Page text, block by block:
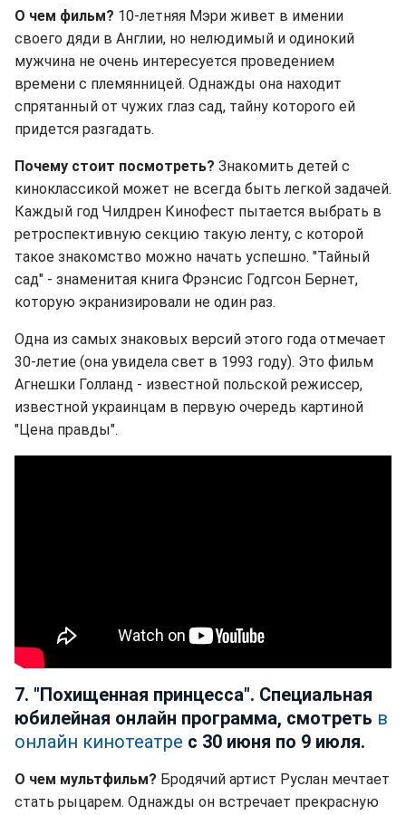
О чем фильм? 10-летняя Мэри живет в имении
своего дяди в Англии, но нелюдимый и одинокий
мужчина не очень интересуется проведением
времени с племянницей. Однажды она находит
спрятанный от чужих глаз сад, тайну которого ей
придется разгадать.
Почему стоит посмотреть? Знакомить детей с
киноклассикой может не всегда быть легкой задачей.
Каждый год Чилдрен Кинофест пытается выбрать в
ретроспективную секцию такую ленту, с которой
такое знакомство можно начать успешно. "Тайный
сад" - знаменитая книга Фрэнсис Годгсон Бернет,
которую экранизировали не один раз.
Одна из самых знаковых версий этого года отмечает
30-летие (она увидела свет в 1993 году). Это фильм
Агнешки Голланд - известной польской режиссер,
известной украинцам в первую очередь картиной
"Цена правды".
7. "Похищенная принцесса". Специальная
юбилейная онлайн программа, смотреть в
онлайн кинотеатре с 30 июня по 9 июля.
О чем мультфильм? Бродячий артист Руслан мечтает
стать рыцарем. Однажды он встречает прекрасную